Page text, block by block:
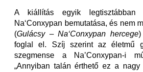
A kiállítás egyik legtisztábban
Na‘Conxypan bemutatása, és nem
(Gulácsy – Na‘Conxypan hercege)
foglal el. Szíj szerint az életmű
szegmense a Na’Conxypan-i
„Annyiban talán érthető ez a nagy